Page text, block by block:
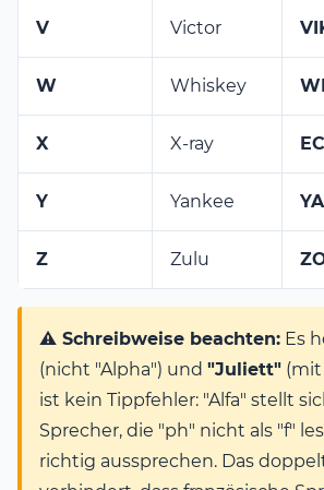
V Victor
W Whiskey
X X-ray
Y Yankee
Z Zulu
⚠️ Schreibweise beachten: Es
(nicht "Alpha") und "Juliett" (mit
ist kein Tippfehler: "Alfa" stellt
Sprecher, die "ph" nicht als "f"
richtig aussprechen. Das